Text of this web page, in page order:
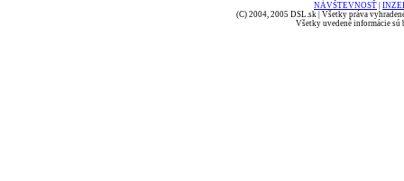
NÁVŠTEVNOSŤ
(C) 2004, 2005 DSL.sk | Všetky práva
Všetky uvedené informácie sú